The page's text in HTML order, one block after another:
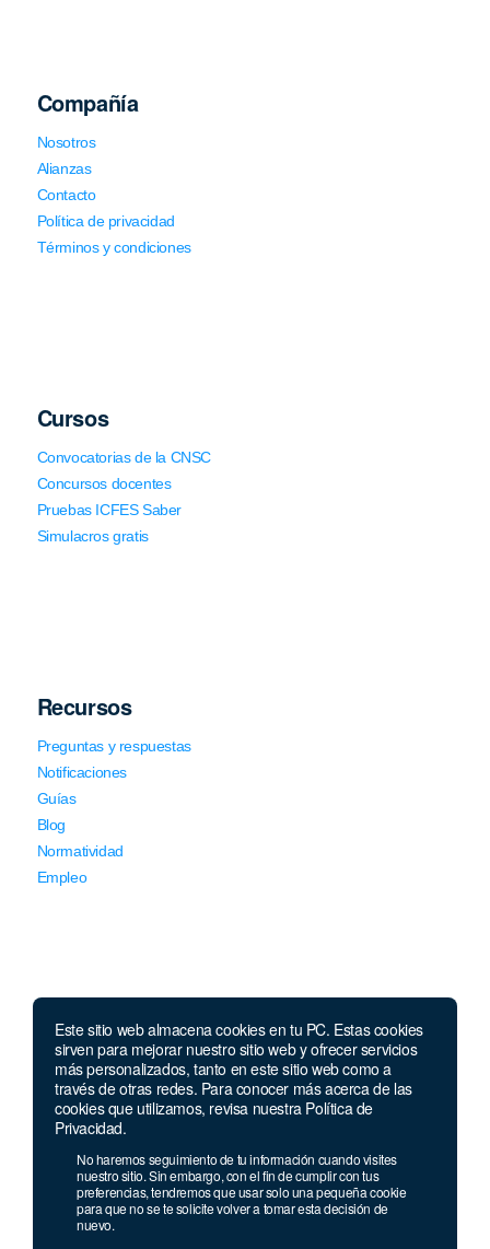
Este sitio web almacena cookies en tu PC. Estas cookies
sirven para mejorar nuestro sitio web y ofrecer servicios
más personalizados, tanto en este sitio web como a
través de otras redes. Para conocer más acerca de las
cookies que utilizamos, revisa nuestra Política de
Privacidad.
No haremos seguimiento de tu información cuando visites
nuestro sitio. Sin embargo, con el fin de cumplir con tus
preferencias, tendremos que usar solo una pequeña cookie
para que no se te solicite volver a tomar esta decisión de
nuevo.
Compañía
Nosotros
Alianzas
Contacto
Política de privacidad
Términos y condiciones
Cursos
Convocatorias de la CNSC
Concursos docentes
Pruebas ICFES Saber
Simulacros gratis
Recursos
Preguntas y respuestas
Notificaciones
Guías
Blog
Normatividad
Empleo
Llámanos
Lunes a jueves de 7 a.m.
a 5:00 p.m. Viernes de
7 a.m. a 4 p.m. Sábados de 8 a.m. a 2 p.m.
Celular y Whatsapp:333 033 40 39
Bogotá:381 92 69